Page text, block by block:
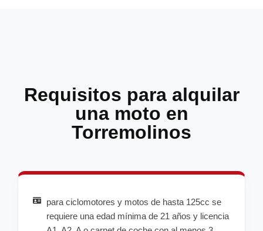
Requisitos para alquilar
una moto en
Torremolinos
para ciclomotores y motos de hasta 125cc se
requiere una edad mínima de 21 años y licencia